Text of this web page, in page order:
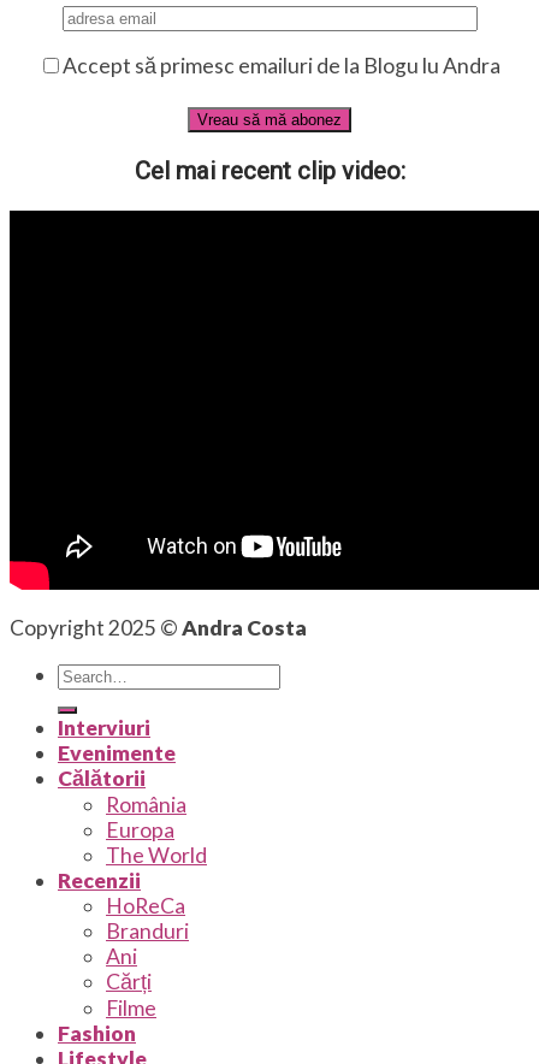
Accept să primesc emailuri de la Blogu lu Andra
Cel mai recent clip video:
Copyright 2025 ©Andra Costa
Interviuri
Evenimente
Călătorii
România
Europa
The World
Recenzii
HoReCa
Branduri
Ani
Cărți
Filme
Fashion
Lifestyle